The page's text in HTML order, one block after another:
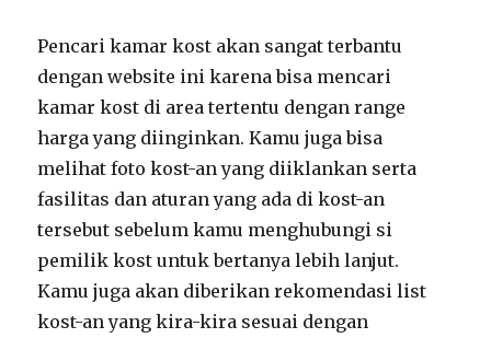
Pencari kamar kost akan sangat terbantu
dengan website ini karena bisa mencari
kamar kost di area tertentu dengan range
harga yang diinginkan. Kamu juga bisa
melihat foto kost-an yang diiklankan serta
fasilitas dan aturan yang ada di kost-an
tersebut sebelum kamu menghubungi si
pemilik kost untuk bertanya lebih lanjut.
Kamu juga akan diberikan rekomendasi list
kost-an yang kira-kira sesuai dengan